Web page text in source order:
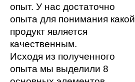
опыт. У нас достаточно
опыта для понимания какой
продукт является
качественным.
Исходя из полученного
опыта мы выделили 8